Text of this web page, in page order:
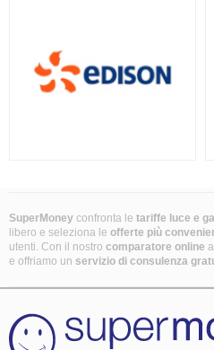
SuperMoney confronta le tariffe luce e
libero e seleziona le offerte più
utenti. Con il nostro comparatore online
e offriamo un servizio di consulenza